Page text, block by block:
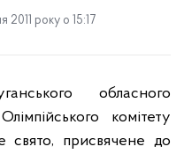
2011 року о 15:17
обласного
комітету
свято, присвячене до